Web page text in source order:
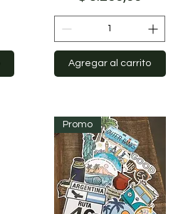
Agregar al carrito
Promo